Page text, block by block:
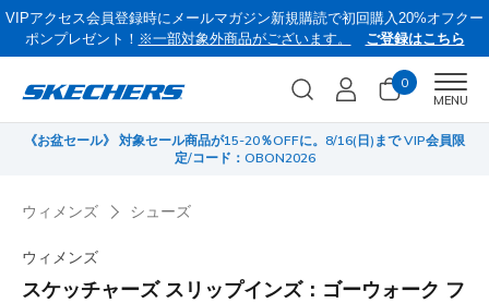
VIPアクセス会員登録時にメールマガジン新規購読で初回購入20%オフクー
ポンプレゼント！ ※一部対象外商品がございます。 ご登録はこちら
0
MENU
《お盆セール》 対象セール商品が15-20％OFFに。8/16(日)まで VIP会員限
定/コード：OBON2026
ウィメンズ シューズ
ウィメンズ
スケッチャーズ スリップインズ：ゴーウォーク フ